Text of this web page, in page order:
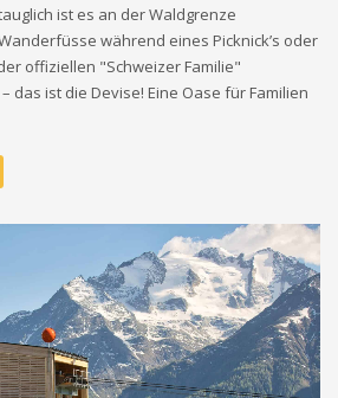
ist es an der Waldgrenze
während eines Picknick’s oder
offiziellen "Schweizer Familie"
das ist die Devise! Eine Oase für Familien